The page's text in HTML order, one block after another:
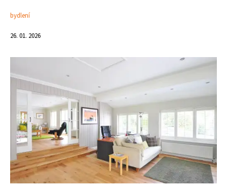
bydlení
26. 01. 2026